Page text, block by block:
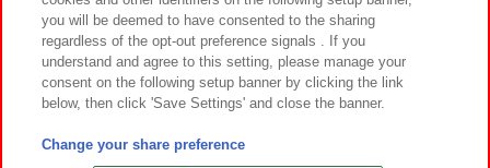
©Bandai Namco Amusement Inc.
©Bandai Namco Amusement Lab Inc.
you will be deemed to have consented to the sharing
regardless of the opt-out preference signals . If you
understand and agree to this setting, please manage your
consent on the following setup banner by clicking the link
below, then click 'Save Settings' and close the banner.
Change your share preference